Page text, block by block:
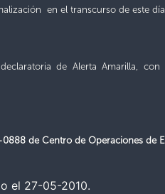
en el transcurso de este día.
de Alerta Amarilla,
de Centro de Operaciones de
el 27-05-2010.